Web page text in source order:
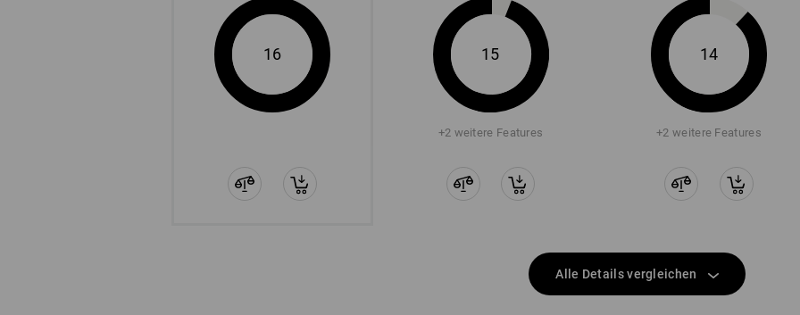
16 15
+2 weitere Features
14
+2 weitere Features
Alle Details vergleichen